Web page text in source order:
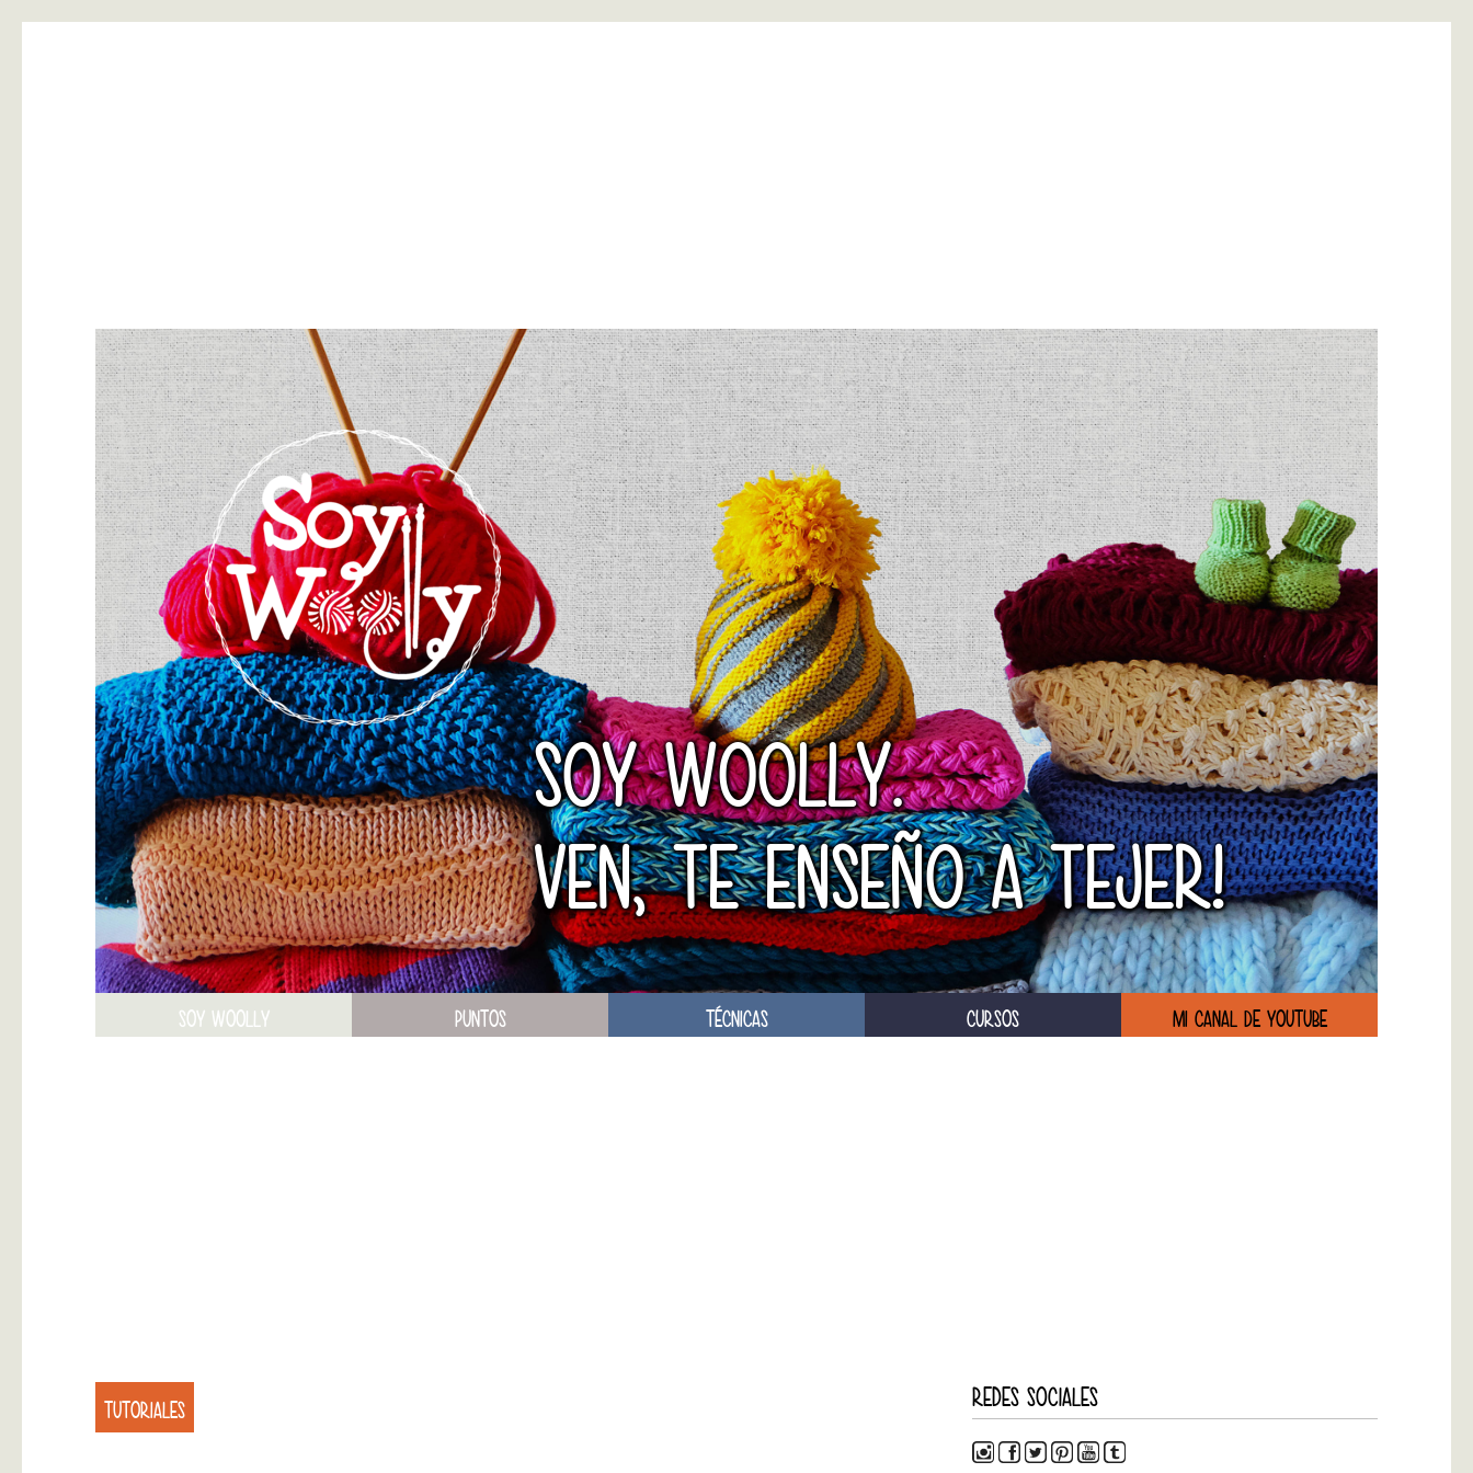
SOY WOOLLY.
VEN, TE ENSEÑO A TEJER!
SOY WOOLLY PUNTOS TÉCNICAS CURSOS MI CANAL DE YOUTUBE
TUTORIALES REDES SOCIALES